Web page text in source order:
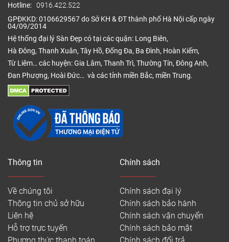
Hotline: 0916.422.522
GPĐKKD: 0106629567 do Sở KH & ĐT thành phố Hà Nội cấp ngày
04/09/2014
Hệ thống đại lý Sàn Đẹp có tại các quận: Long Biên,
Hà Đông, Thanh Xuân, Tây Hồ, Đống Đa, Ba Đình, Hoàn Kiếm,
Từ Liêm… các huyện: Gia Lâm, Thanh Trì, Thường Tín, Đông Anh,
Đan Phượng, Hoài Đức… và các tỉnh miền Bắc, miền Trung.
Thông tin
Về chúng tôi
Thông tin chủ sở hữu
Liên hệ
Hỗ trợ trực tuyến
Chính sách
Chính sách đại lý
Chính sách bảo hành
Chính sách vận chuyển
Chính sách bảo mật